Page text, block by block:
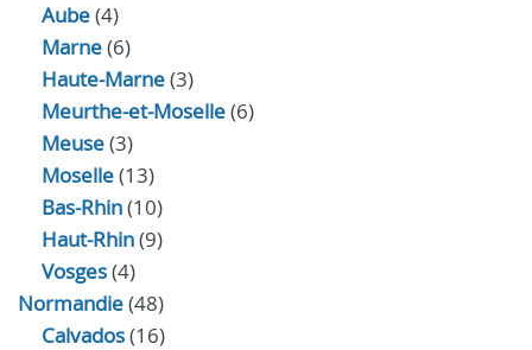
Aube(4)
Marne(6)
Haute-Marne(3)
Meurthe-et-Moselle(6)
Meuse(3)
Moselle(13)
Bas-Rhin(10)
Haut-Rhin(9)
Vosges(4)
Normandie(48)
Calvados(16)